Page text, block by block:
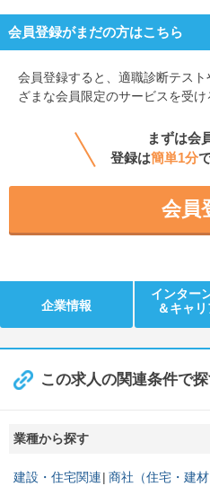
会員登録がまだの方はこちら
会員登録すると、 適職診断テスト
ざまな会員限定のサービスを受け
まずは会
登録は簡単1分
会員
企業情報
インター
＆キャ
この求人の関連条件で
業種から探す
建設・住宅関連 商社（住宅・建